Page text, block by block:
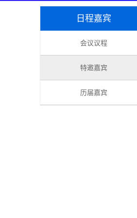
日程嘉宾
会议议程
特邀嘉宾
历届嘉宾